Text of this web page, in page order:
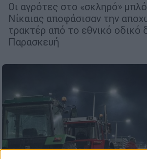
Οι αγρότες στο «σκληρό»
Νίκαιας αποφάσισαν την
τρακτέρ από το εθνικό οδικό
Παρασκευή